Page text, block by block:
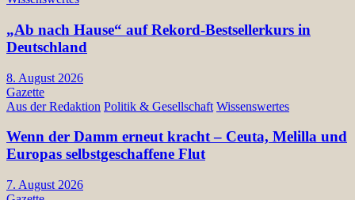
„Ab nach Hause“ auf Rekord-Bestsellerkurs in
Deutschland
8. August 2026
Gazette
Aus der Redaktion Politik & Gesellschaft Wissenswertes
Wenn der Damm erneut kracht – Ceuta, Melilla und
Europas selbstgeschaffene Flut
7. August 2026